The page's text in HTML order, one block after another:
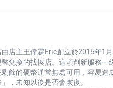
店主王偉霖Eric創立於2015年1
兌換的找換店。這項創新服務
餘的硬幣通常無處可用，容易
，未知以後是否會恢復。